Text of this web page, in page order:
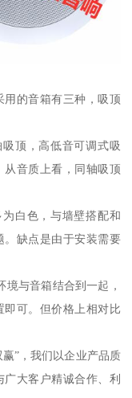
的音箱有三种，吸顶
顶，高低音可调式吸
音质上看，同轴吸顶
白色，与墙壁搭配和
。缺点是由于安装需要
与音箱结合到一起，
可。但价格上相对比
”，我们以企业产品质
大客户精诚合作、利